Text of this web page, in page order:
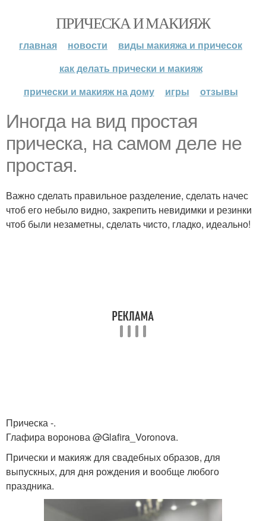
ПРИЧЕСКА И МАКИЯЖ
главная новости
виды макияжа и причесок
как делать прически и макияж
прически и макияж на дому
игры отзывы
Иногда на вид простая
прическа, на самом деле не
простая.
Важно сделать правильное разделение, сделать начес
чтоб его небыло видно, закрепить невидимки и резинки
чтоб были незаметны, сделать чисто, гладко, идеально!
Прическа -.
Глафира воронова @Glafira_Voronova.
Прически и макияж для свадебных образов, для
выпускных, для дня рождения и вообще любого
праздника.